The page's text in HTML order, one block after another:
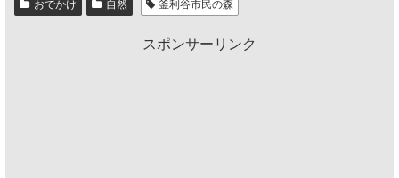
おでかけ 自然 釜利谷市民の森
スポンサーリンク